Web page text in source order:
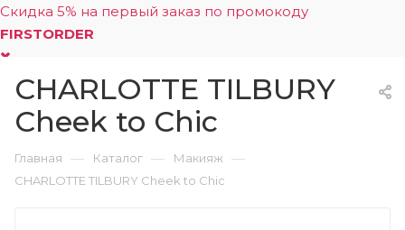
Скидка 5% на первый заказ по промокоду
FIRSTORDER
0
CHARLOTTE TILBURY
Cheek to Chic
Главная — Каталог — Макияж —
CHARLOTTE TILBURY Cheek to Chic